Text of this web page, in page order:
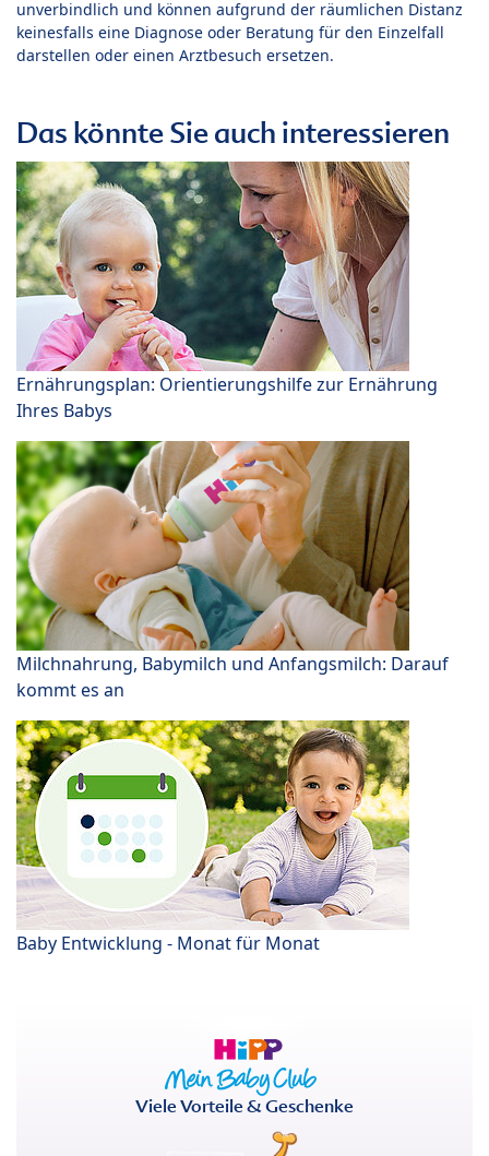
unverbindlich und können aufgrund der räumlichen Distanz
keinesfalls eine Diagnose oder Beratung für den Einzelfall
darstellen oder einen Arztbesuch ersetzen.
Das könnte Sie auch interessieren
Ernährungsplan: Orientierungshilfe zur Ernährung
Ihres Babys
Milchnahrung, Babymilch und Anfangsmilch: Darauf
kommt es an
Baby Entwicklung - Monat für Monat
Viele Vorteile & Geschenke